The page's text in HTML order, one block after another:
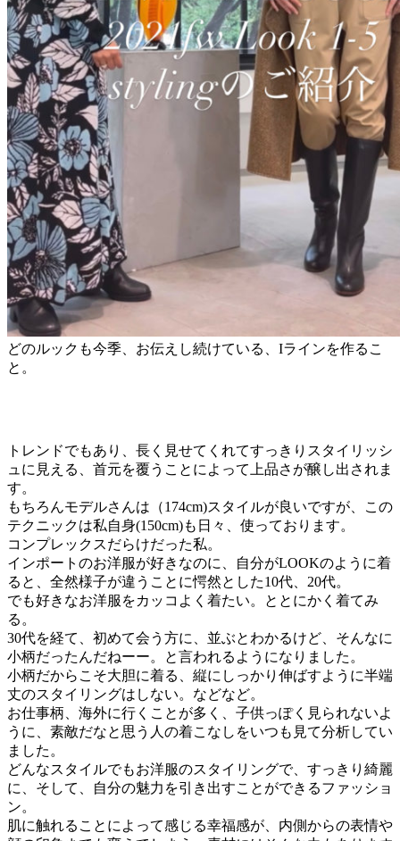
どのルックも今季、お伝えし続けている、Iラインを作るこ
と。
トレンドでもあり、長く見せてくれてすっきりスタイリッシ
ュに見える、首元を覆うことによって上品さが醸し出されま
す。
もちろんモデルさんは（174cm)スタイルが良いですが、この
テクニックは私自身(150cm)も日々、使っております。
コンプレックスだらけだった私。
インポートのお洋服が好きなのに、自分がLOOKのように着
ると、全然様子が違うことに愕然とした10代、20代。
でも好きなお洋服をカッコよく着たい。ととにかく着てみ
る。
30代を経て、初めて会う方に、並ぶとわかるけど、そんなに
小柄だったんだねーー。と言われるようになりました。
小柄だからこそ大胆に着る、縦にしっかり伸ばすように半端
丈のスタイリングはしない。などなど。
お仕事柄、海外に行くことが多く、子供っぽく見られないよ
うに、素敵だなと思う人の着こなしをいつも見て分析してい
ました。
どんなスタイルでもお洋服のスタイリングで、すっきり綺麗
に、そして、自分の魅力を引き出すことができるファッショ
ン。
肌に触れることによって感じる幸福感が、内側からの表情や